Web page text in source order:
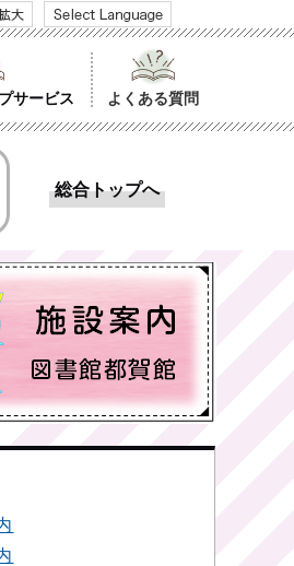
ズ
サービス よくある質問
総合トップへ